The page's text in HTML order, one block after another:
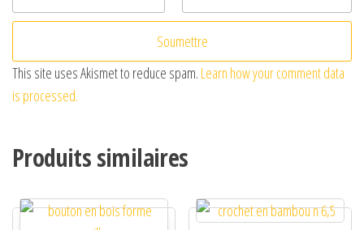
This site uses Akismet to reduce spam. Learn how your comment data
is processed.
Produits similaires